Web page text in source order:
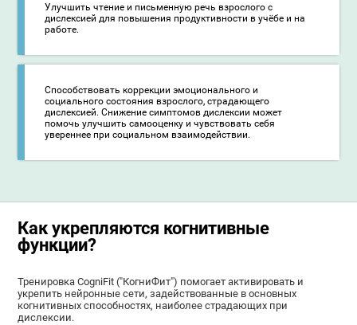
Улучшить чтение и письменную речь взрослого с
дислексией для повышения продуктивности в учёбе и на
работе.
Способствовать коррекции эмоционального и
социального состояния взрослого, страдающего
дислексией. Снижение симптомов дислексии может
помочь улучшить самооценку и чувствовать себя
увереннее при социальном взаимодействии.
Как укрепляются когнитивные
функции?
Тренировка CogniFit ("КогниФит") помогает активировать и
укрепить нейронные сети, задействованные в основных
когнитивных способностях, наиболее страдающих при
дислексии.